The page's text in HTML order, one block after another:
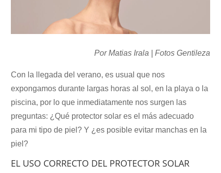
Por Matias Irala | Fotos Gentileza
Con la llegada del verano, es usual que nos
expongamos durante largas horas al sol, en la playa o la
piscina, por lo que inmediatamente nos surgen las
preguntas: ¿Qué protector solar es el más adecuado
para mi tipo de piel? Y ¿es posible evitar manchas en la
piel?
EL USO CORRECTO DEL PROTECTOR SOLAR